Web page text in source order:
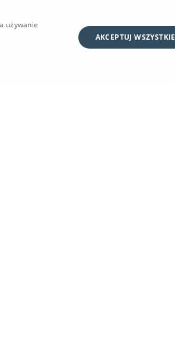
używanie
AKCEPTUJ WSZYSTKIE